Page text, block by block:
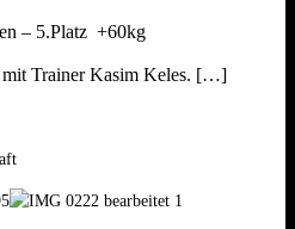
– 5.Platz +60kg
Trainer Kasim Keles. […]